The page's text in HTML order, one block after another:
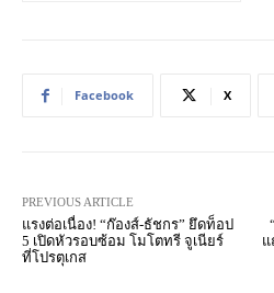
Facebook X
PREVIOUS ARTICLE
แรงต่อเนื่อง! “ก๊องส์-ธัชกร” ยึดท็อป
5 เปิดหัวรอบซ้อม โมโตทรี จูเนียร์
ที่โปรตุเกส
แ